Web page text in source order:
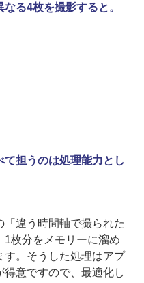
る4枚を撮影すると。
担うのは処理能力とし
違う時間軸で撮られた
1枚分をメモリーに溜め
す。そうした処理はアプ
得意ですので、最適化し